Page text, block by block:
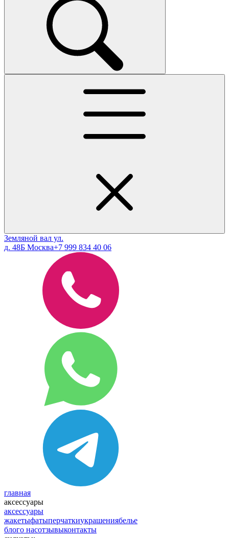
Земляной вал ул.
д. 48Б Москва+7 999 834 40 06
главная
аксессуары
аксессуары
жакетыфатыперчаткиукрашениябелье
блого насотзывыконтакты